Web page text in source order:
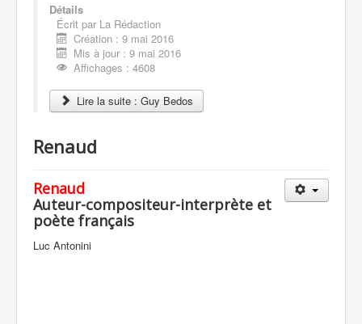
Détails
Écrit par La Rédaction
Création : 9 mai 2016
Mis à jour : 9 mai 2016
Affichages : 4608
Lire la suite : Guy Bedos
Renaud
Renaud
Auteur-compositeur-interprète et
poète français
Luc Antonini